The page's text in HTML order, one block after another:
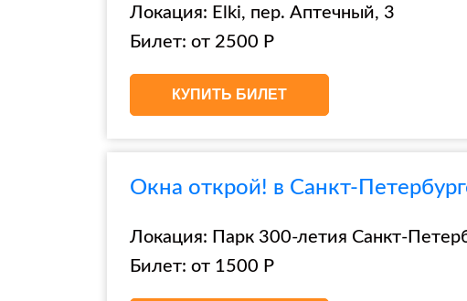
Локация: Elki, пер. Аптечный, 3
Билет: от 2500 Р
КУПИТЬ БИЛЕТ
Окна открой! в Санкт-
Локация: Парк 300-летия Санкт-
Билет: от 1500 Р